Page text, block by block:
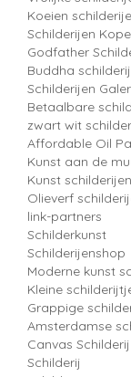
Koeien
Schilderijen
Godfather
Buddha
Schilderijen
Betaalbare
zwart wit
Affordable Oil
Kunst aan de
Kunst schilderijen
Olieverf
link-partners
Schilderkunst
Schilderijenshop
Moderne kunst
Kleine
Grappige
Amsterdamse
Canvas Schilderij
Schilderij